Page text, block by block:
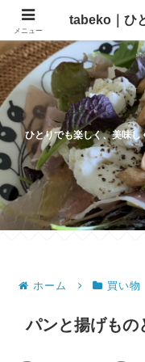
ひとりでも楽しく、美味
ホーム 買い物
パンと揚げもの
メニュー
tabeko｜ひ